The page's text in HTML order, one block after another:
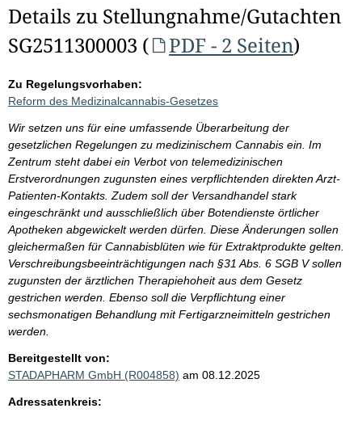
Details zu Stellungnahme/Gutachten
SG2511300003 (
PDF - 2 Seiten)
Zu Regelungsvorhaben:
Reform des Medizinalcannabis-Gesetzes
Wir setzen uns für eine umfassende Überarbeitung der
gesetzlichen Regelungen zu medizinischem Cannabis ein. Im
Zentrum steht dabei ein Verbot von telemedizinischen
Erstverordnungen zugunsten eines verpflichtenden direkten Arzt-
Patienten-Kontakts. Zudem soll der Versandhandel stark
eingeschränkt und ausschließlich über Botendienste örtlicher
Apotheken abgewickelt werden dürfen. Diese Änderungen sollen
gleichermaßen für Cannabisblüten wie für Extraktprodukte gelten.
Verschreibungsbeeinträchtigungen nach §31 Abs. 6 SGB V sollen
zugunsten der ärztlichen Therapiehoheit aus dem Gesetz
gestrichen werden. Ebenso soll die Verpflichtung einer
sechsmonatigen Behandlung mit Fertigarzneimitteln gestrichen
werden.
Bereitgestellt von:
STADAPHARM GmbH (R004858) am 08.12.2025
Adressatenkreis: